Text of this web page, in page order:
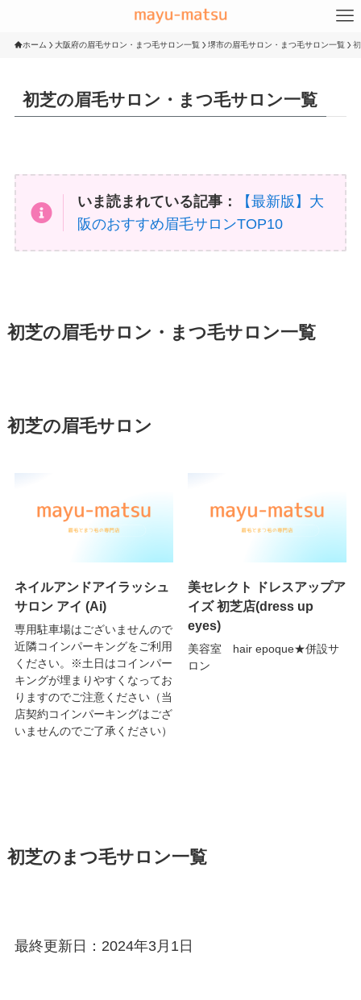
ホーム 大阪府の眉毛サロン・まつ毛サロン一覧 堺市の眉毛サロン・まつ毛サロン一覧
初芝の眉毛サロン・まつ毛サロン一覧
いま読まれている記事：
【最新版】大
阪のおすすめ眉毛サロンTOP10
初芝の眉毛サロン・まつ毛サロン一覧
初芝の眉毛サロン
ネイルアンドアイラッシュ
サロン アイ (Ai)
専用駐車場はございませんので
近隣コインパーキングをご利用
ください。※土日はコインパー
キングが埋まりやすくなってお
りますのでご注意ください（当
店契約コインパーキングはござ
いませんのでご了承ください）
美セレクト ドレスアップア
イズ 初芝店(dress up
eyes)
美容室 hair epoque★併設サ
ロン
初芝のまつ毛サロン一覧
最終更新日：2024年3月1日